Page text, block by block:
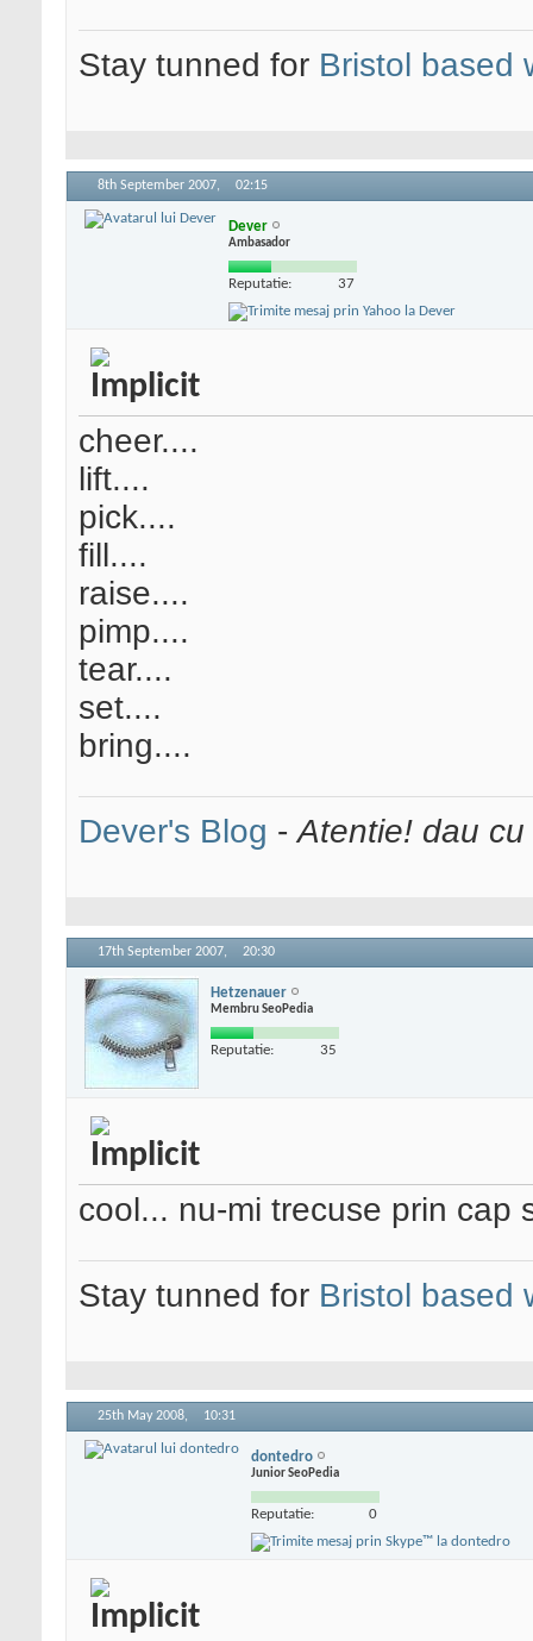
Stay tunned for Bristol based
8th September 2007, 02:15
Dever
Ambasador
Reputatie: 37
cheer....
lift....
pick....
fill....
raise....
pimp....
tear....
set....
bring....
Dever's Blog -Atentie! dau
17th September 2007, 20:30
Hetzenauer
Membru SeoPedia
Reputatie: 35
cool... nu-mi trecuse prin cap
Stay tunned for Bristol based
25th May 2008, 10:31
dontedro
Junior SeoPedia
Reputatie: 0